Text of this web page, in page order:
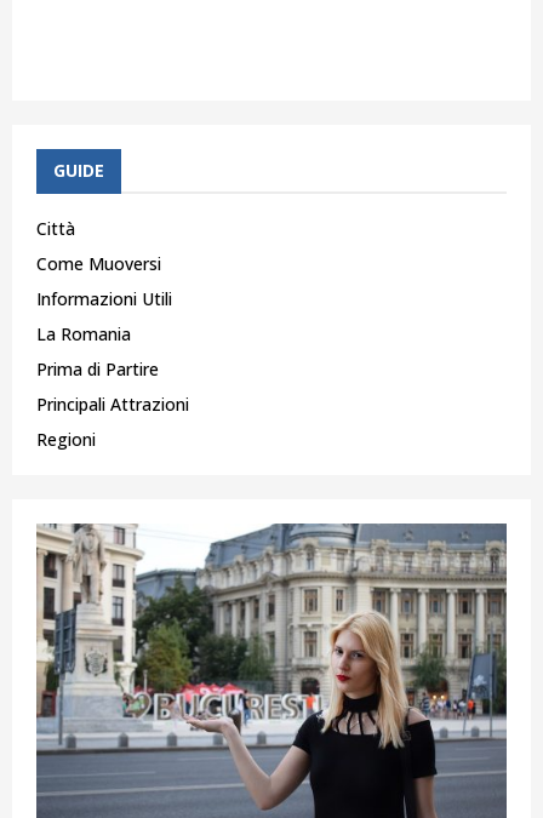
GUIDE
Città
Come Muoversi
Informazioni Utili
La Romania
Prima di Partire
Principali Attrazioni
Regioni